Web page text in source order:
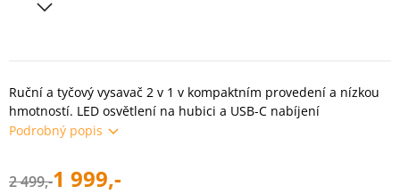
Ruční a tyčový vysavač 2 v 1 v kompaktním provedení a nízkou
hmotností. LED osvětlení na hubici a USB-C nabíjení
Podrobný popis
2 499,-1 999,-